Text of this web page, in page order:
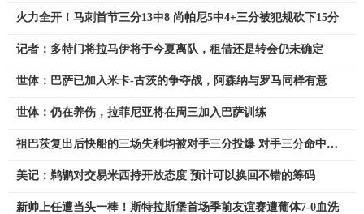
火力全开！马刺首节三分13中8 尚帕尼5中4+三分被犯规砍下15分
记者：多特门将拉马伊将于今夏离队，租借还是转会仍未确定
世体：巴萨已加入米卡-古茨的争夺战，阿森纳与罗马同样有意
世体：仍在养伤，拉菲尼亚将在周三加入巴萨训练
祖巴茨复出后快船的三场失利均被对手三分投爆 对手三分命中率
美记：鹈鹕对交易米西持开放态度 预计可以换回不错的筹码
新帅上任遭当头一棒！斯特拉斯堡首场季前友谊赛遭葡体7-0血洗